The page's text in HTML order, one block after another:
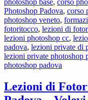
Photoshop Padova, corso
photoshop veneto,
fotoritocco, lezioni di
lezioni photoshop cc,
padova, lezioni private di
lezioni private photoshop
photoshop padova
Lezioni di